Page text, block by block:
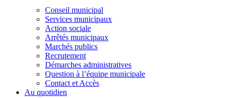
Conseil municipal
Services municipaux
Action sociale
Arrêtés municipaux
Marchés publics
Recrutement
Démarches administratives
Question à l’équipe municipale
Contact et Accès
Au quotidien